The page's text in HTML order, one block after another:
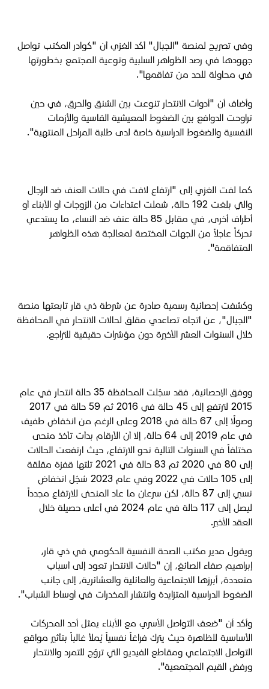
وفي تصريح لمنصة "الجبال" أكد الغزي أن "كوادر المكتب تواصل
جهودها في رصد الظواهر السلبية وتوعية المجتمع بخطورتها
في محاولة للحد من تفاقمها".
وأضاف أن "أدوات الانتحار تنوعت بين الشنق والحرق، في حين
تراوحت الدوافع بين الضغوط المعيشية القاسية والأزمات
النفسية والضغوط الدراسية خاصة لدى طلبة المراحل المنتهية".
كما لفت الغزي إلى "ارتفاع لافت في حالات العنف ضد الرجال
والتي بلغت 192 حالة، شملت اعتداءات من الزوجات أو الأبناء أو
أطراف أخرى، في مقابل 85 حالة عنف ضد النساء، ما يستدعي
تحركاً عاجلاً من الجهات المختصة لمعالجة هذه الظواهر
المتفاقمة".
وكشفت إحصائية رسمية صادرة عن شرطة ذي قار تابعتها منصة
"الجبال"، عن اتجاه تصاعدي مقلق لحالات الانتحار في المحافظة
خلال السنوات العشر الأخيرة دون مؤشرات حقيقية للتراجع.
ووفق الإحصائية، فقد سجّلت المحافظة 35 حالة انتحار في عام
2015 لترتفع إلى 45 حالة في 2016 ثم 59 حالة في 2017
وصولًا إلى 67 حالة في 2018 وعلى الرغم من انخفاض طفيف
في عام 2019 إلى 64 حالة، إلا أن الأرقام بدأت تأخذ منحى
مختلفاً في السنوات التالية نحو الارتفاع، حيث ارتفعت الحالات
إلى 80 في 2020 ثم 83 حالة في 2021 تلتها قفزة مقلقة
إلى 105 حالات في 2022 وفي عام 2023 سُجّل انخفاض
نسبي إلى 87 حالة، لكن سرعان ما عاد المنحنى للارتفاع مجدداً
ليصل إلى 117 حالة في عام 2024 في أعلى حصيلة خلال
العقد الأخير.
ويقول مدير مكتب الصحة النفسية الحكومي في ذي قار،
إبراهيم صفاء الصائغ، إن "حالات الانتحار تعود إلى أسباب
متعددة، أبرزها الاجتماعية والعائلية والعشائرية، إلى جانب
الضغوط الدراسية المتزايدة وانتشار المخدرات في أوساط الشباب".
وأكد أن "ضعف التواصل الأسري مع الأبناء يمثل أحد المحركات
الأساسية للظاهرة حيث يترك فراغاً نفسياً يُملأ غالباً بتأثير مواقع
التواصل الاجتماعي ومقاطع الفيديو التي تروّج للتمرد والانتحار
ورفض القيم المجتمعية".